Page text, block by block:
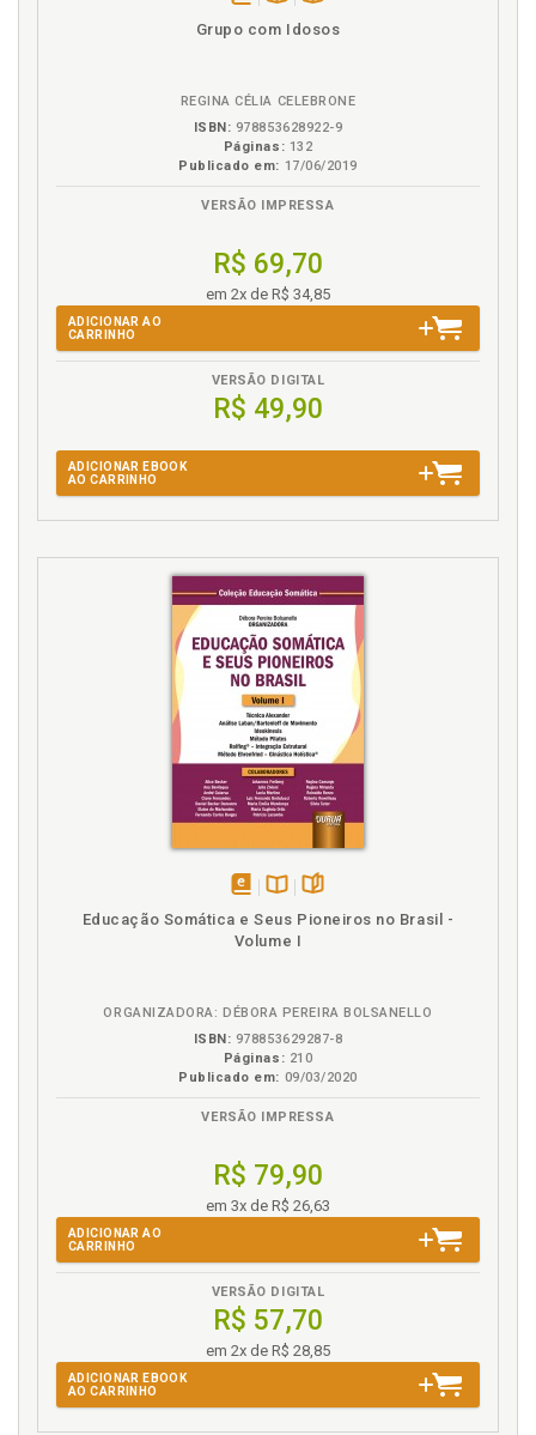
disponívelDisponível
Grupo com Idosos
REGINA CÉLIA CELEBRONE
ISBN: 978853628922-9
Páginas: 132
Publicado em: 17/06/2019
VERSÃO IMPRESSA
R$ 69,70
em 2x de R$ 34,85
ADICIONAR AO
CARRINHO
VERSÃO DIGITAL
R$ 49,90
ADICIONAR EBOOK
AO CARRINHO
em
Educação Somática e Seus Pioneiros no Brasil -
Volume I
ORGANIZADORA: DÉBORA PEREIRA BOLSANELLO
ISBN: 978853629287-8
Páginas: 210
Publicado em: 09/03/2020
VERSÃO IMPRESSA
R$ 79,90
em 3x de R$ 26,63
ADICIONAR AO
CARRINHO
VERSÃO DIGITAL
R$ 57,70
em 2x de R$ 28,85
ADICIONAR EBOOK
AO CARRINHO